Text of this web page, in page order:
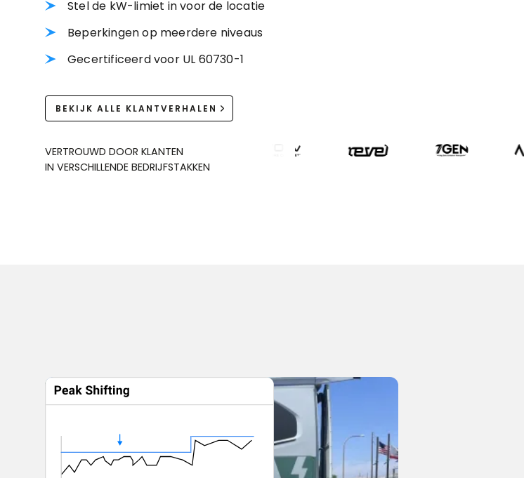
Stel de kW-limiet in voor de locatie
Beperkingen op meerdere niveaus
Gecertificeerd voor UL 60730-1
BEKIJK ALLE KLANTVERHALEN
VERTROUWD DOOR KLANTEN
IN VERSCHILLENDE BEDRIJFSTAKKEN